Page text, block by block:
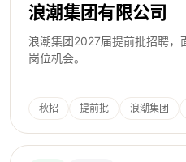
浪潮集团有限公司
浪潮集团2027届提前批招聘
岗位机会。
秋招 提前批 浪潮集团